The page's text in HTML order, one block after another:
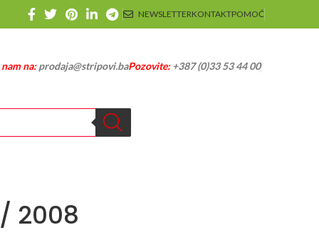
NEWSLETTERKONTAKTPOMOĆ
na:prodaja@stripovi.baPozovite:+387 (0)33 53 44 00
2008